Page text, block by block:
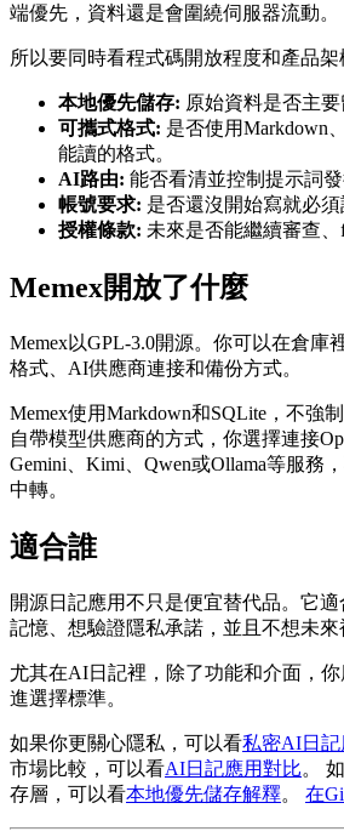
端優先，資料還是會圍繞伺服器流動。
所以要同時看程式碼開放程度和產品架
本地優先儲存: 原始資料是否主要
可攜式格式: 是否使用Markdown
能讀的格式。
AI路由: 能否看清並控制提示詞發
帳號要求: 是否還沒開始寫就必須
授權條款: 未來是否能繼續審查、
Memex開放了什麼
Memex以GPL-3.0開源。你可以在倉庫
格式、AI供應商連接和備份方式。
Memex使用Markdown和SQLite，不強
自帶模型供應商的方式，你選擇連接
Gemini、Kimi、Qwen或Ollama等服務
中轉。
適合誰
開源日記應用不只是便宜替代品。它
記憶、想驗證隱私承諾，並且不想未來
尤其在AI日記裡，除了功能和介面，
進選擇標準。
如果你更關心隱私，可以看私密AI日
市場比較，可以看AI日記應用對比。
存層，可以看本地優先儲存解釋。 在